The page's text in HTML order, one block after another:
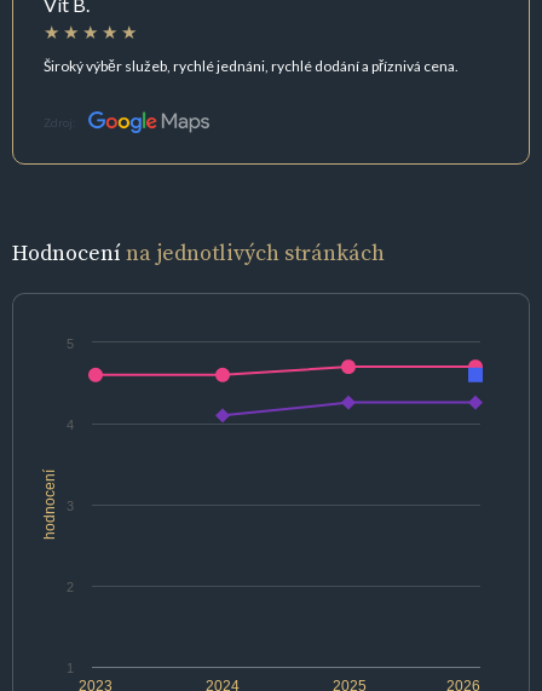
Široký výběr služeb, rychlé jednáni, rychlé dodání a příznivá cena.
Zdroj:
Hodnocenína jednotlivých stránkách
hodnocení
2024 2026
2023 2025
1
2
3
4
5